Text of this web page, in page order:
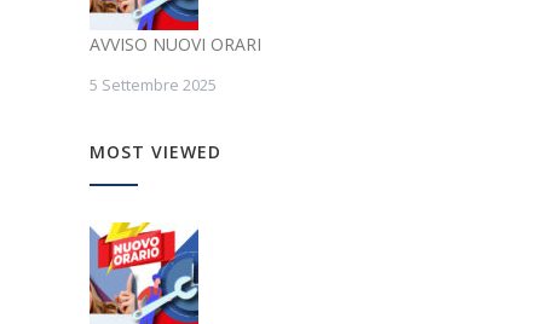
AVVISO NUOVI ORARI
5 Settembre 2025
MOST VIEWED